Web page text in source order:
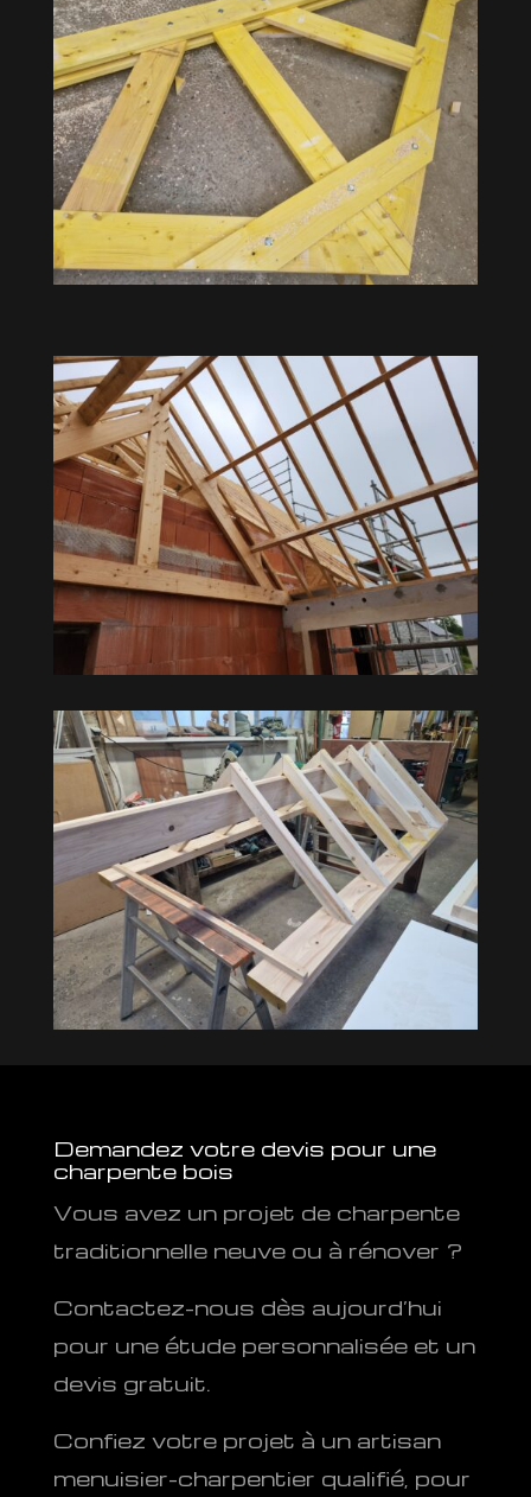
Demandez votre devis pour une
charpente bois
Vous avez un projet de charpente
traditionnelle neuve ou à rénover ?
Contactez-nous dès aujourd’hui
pour une étude personnalisée et un
devis gratuit.
Confiez votre projet à un artisan
menuisier-charpentier qualifié, pour